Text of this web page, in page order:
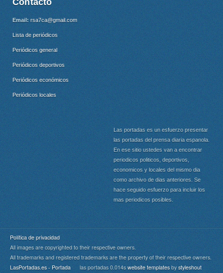
Email: rsa7ca@gmail.com
Lista de periódicos
Periódicos general
Periódicos deportivos
Periódicos económicos
Periódicos locales
Las portadas es un esfuerzo presentar
las portadas del prensa diaria espanola.
En ese sitio ustedes van a encontrar
periodicos politicos, deportivos,
economicos y locales del mismo dia
como archivo de dias anteriores. Se
hace seguido esfuerzo para incluir los
mas periodicos posibles.
Política de privacidad
All images are copyrighted to their respective owners.
All trademarks and registered trademarks are the property of their respective owners.
LasPortadas.es - Portada las portadas 0.014s website templates by styleshout